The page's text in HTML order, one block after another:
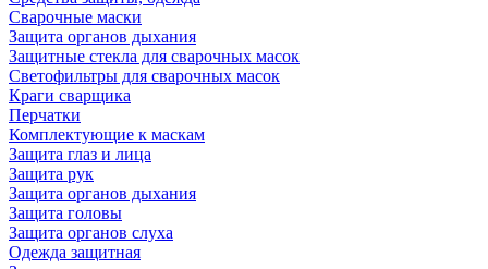
Сварочные маски
Защита органов дыхания
Защитные стекла для сварочных масок
Светофильтры для сварочных масок
Краги сварщика
Перчатки
Комплектующие к маскам
Защита глаз и лица
Защита рук
Защита органов дыхания
Защита головы
Защита органов слуха
Одежда защитная